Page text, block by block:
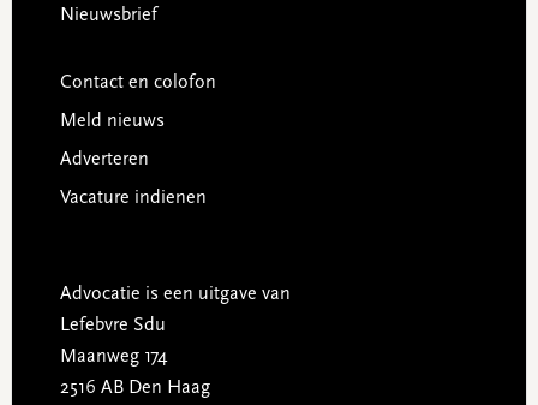
Nieuwsbrief
Contact en colofon
Meld nieuws
Adverteren
Vacature indienen
Advocatie is een uitgave van
Lefebvre Sdu
Maanweg 174
2516 AB Den Haag